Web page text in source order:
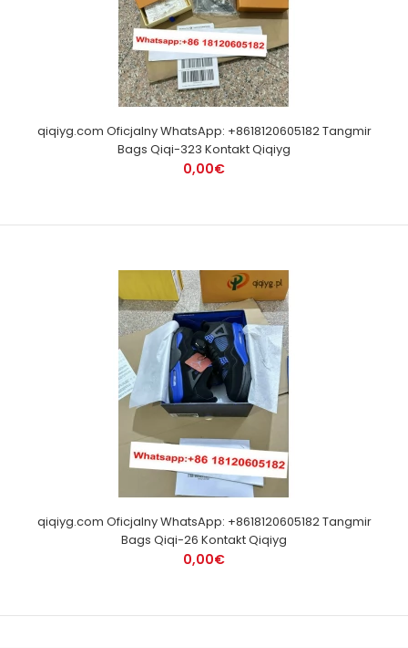
qiqiyg.com Oficjalny WhatsApp: +8618120605182 Tangmir
Bags Qiqi-323 Kontakt Qiqiyg
0,00€
qiqiyg.com Oficjalny WhatsApp: +8618120605182 Tangmir
Bags Qiqi-26 Kontakt Qiqiyg
0,00€